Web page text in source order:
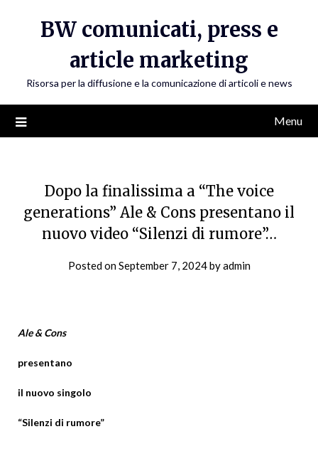
BW comunicati, press e
article marketing
Risorsa per la diffusione e la comunicazione di articoli e news
Menu
Dopo la finalissima a “The voice
generations” Ale & Cons presentano il
nuovo video “Silenzi di rumore”…
Posted onSeptember 7, 2024byadmin
Ale & Cons
presentano
il nuovo singolo
“Silenzi di rumore”